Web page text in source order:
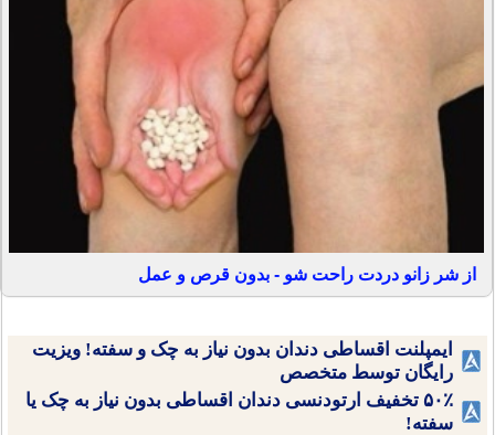
از شر زانو دردت راحت شو - بدون قرص و عمل
ایمپلنت اقساطی دندان بدون نیاز به چک و سفته! ویزیت
رایگان توسط متخصص
۵۰٪ تخفیف ارتودنسی دندان اقساطی بدون نیاز به چک یا
سفته!